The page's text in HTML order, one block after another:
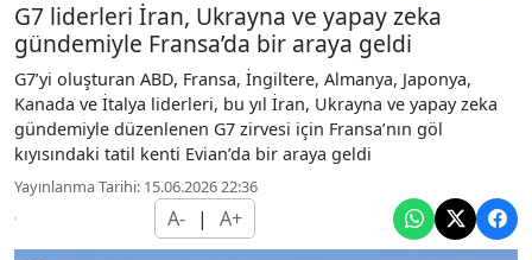
G7 liderleri İran, Ukrayna ve yapay zeka
gündemiyle Fransa’da bir araya geldi
G7’yi oluşturan ABD, Fransa, İngiltere, Almanya, Japonya,
Kanada ve İtalya liderleri, bu yıl İran, Ukrayna ve yapay zeka
gündemiyle düzenlenen G7 zirvesi için Fransa’nın göl
kıyısındaki tatil kenti Evian’da bir araya geldi
Yayınlanma Tarihi: 15.06.2026 22:36
A- | A+